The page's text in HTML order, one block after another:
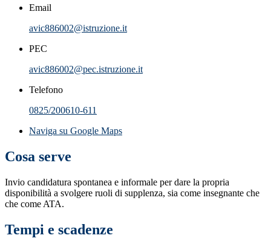
Email
avic886002@istruzione.it
PEC
avic886002@pec.istruzione.it
Telefono
0825/200610-611
Naviga su Google Maps
Cosa serve
Invio candidatura spontanea e informale per dare la propria
disponibilità a svolgere ruoli di supplenza, sia come insegnante che
che come ATA.
Tempi e scadenze